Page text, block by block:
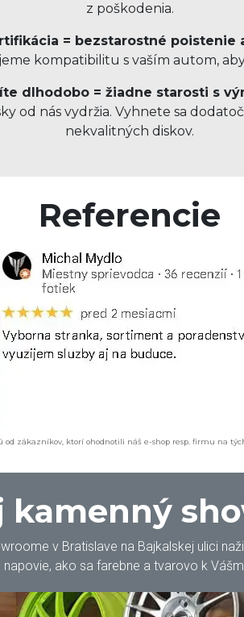
z poškodenia.
= bezstarostné poistenie
kompatibilitu s vaším autom,
dlhodobo = žiadne starosti s
od nás vydržia. Vyhnete sa
nekvalitných diskov.
Referencie
od zákazníkov, ktorí ohodnotili náš e-shop resp. firmu na
kamenný
v Bratislave na Bajkalskej ulici
napovie, ako sa farebne a tvarovo k